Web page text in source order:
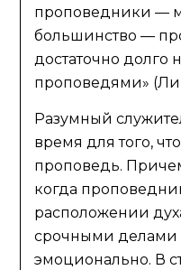
проповедники —
большинство —
достаточно долго
проповедями»
Разумный
время для того,
проповедь.
когда
расположении
срочными делами
эмоционально. В